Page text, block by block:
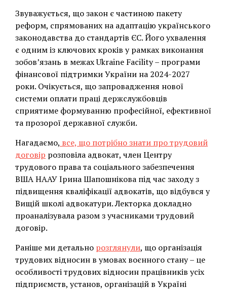
Звуважується, що закон є частиною пакету
реформ, спрямованих на адаптацію українського
законодавства до стандартів ЄС. Його ухвалення
є одним із ключових кроків у рамках виконання
зобов’язань в межах Ukraine Facility – програми
фінансової підтримки України на 2024-2027
роки. Очікується, що запровадження нової
системи оплати праці держслужбовців
сприятиме формуванню професійної, ефективної
та прозорої державної служби.
Нагадаємо, все, що потрібно знати про трудовий
договір розповіла адвокат, член Центру
трудового права та соціального забезпечення
ВША НААУ Ірина Шапошнікова під час заходу з
підвищення кваліфікації адвокатів, що відбувся у
Вищій школі адвокатури. Лекторка докладно
проаналізувала разом з учасниками трудовий
договір.
Раніше ми детально розглянули, що організація
трудових відносин в умовах воєнного стану – це
особливості трудових відносин працівників усіх
підприємств, установ, організацій в Україні